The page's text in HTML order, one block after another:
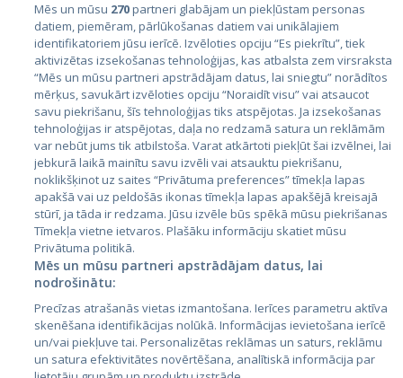
Valstis
Igaunija
Latvija
Lietuva
City24.lv
City24.ee
GetaPro.lv
GetaPro.ee
CVbankas.lt
Kainos.lt
Paslaugos.lt
auto24.ee
Mēs un mūsu 270partneri glabājam un piekļūstam personas
datiem, piemēram, pārlūkošanas datiem vai unikālajiem
identifikatoriem jūsu ierīcē. Izvēloties opciju “Es piekrītu”, tiek
aktivizētas izsekošanas tehnoloģijas, kas atbalsta zem virsraksta
“Mēs un mūsu partneri apstrādājam datus, lai sniegtu” norādītos
mērķus, savukārt izvēloties opciju “Noraidīt visu” vai atsaucot
savu piekrišanu, šīs tehnoloģijas tiks atspējotas. Ja izsekošanas
tehnoloģijas ir atspējotas, daļa no redzamā satura un reklāmām
var nebūt jums tik atbilstoša. Varat atkārtoti piekļūt šai izvēlnei, lai
jebkurā laikā mainītu savu izvēli vai atsauktu piekrišanu,
noklikšķinot uz saites “Privātuma preferences” tīmekļa lapas
apakšā vai uz peldošās ikonas tīmekļa lapas apakšējā kreisajā
stūrī, ja tāda ir redzama. Jūsu izvēle būs spēkā mūsu piekrišanas
Tīmekļa vietne ietvaros. Plašāku informāciju skatiet mūsu
Privātuma politikā.
Mēs un mūsu partneri apstrādājam datus, lai
nodrošinātu:
Precīzas atrašanās vietas izmantošana. Ierīces parametru aktīva
skenēšana identifikācijas nolūkā. Informācijas ievietošana ierīcē
un/vai piekļuve tai. Personalizētas reklāmas un saturs, reklāmu
un satura efektivitātes novērtēšana, analītiskā informācija par